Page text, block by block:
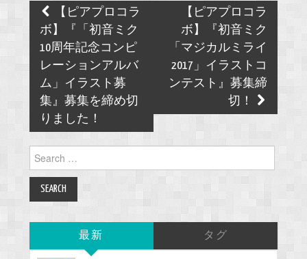
Post
navigation
【ピアプロコラ
ボ】『「初音ミク
10周年記念コンピ
レーションアルバ
ム」イラスト募
集』募集を締め切
りました！
【ピアプロコラ
ボ】『初音ミク
「マジカルミライ
2017」イラストコ
ンテスト』募集締
切！
Search
for:
最新 タグ